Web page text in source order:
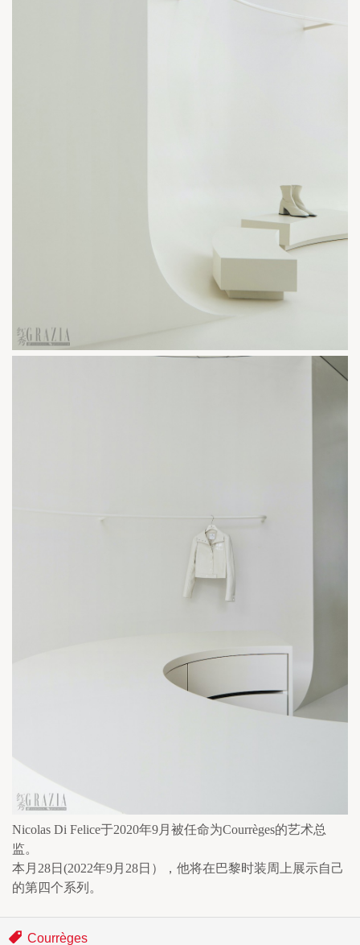
Nicolas Di Felice于2020年9月被任命为Courrèges的艺术总
监。
本月28日(2022年9月28日），他将在巴黎时装周上展示自己
的第四个系列。
Courrèges